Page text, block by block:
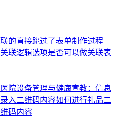
的直接跳过了表单制作过程
联逻辑选项是否可以做关联表
医院设备管理与健康宣教：信息
入二维码内容如何进行礼品二
码内容